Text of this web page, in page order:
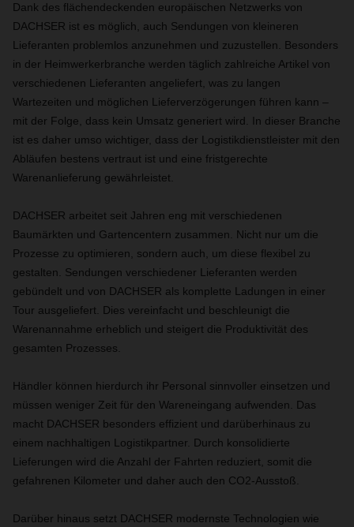
Dank des flächendeckenden europäischen Netzwerks von
DACHSER ist es möglich, auch Sendungen von kleineren
Lieferanten problemlos anzunehmen und zuzustellen. Besonders
in der Heimwerkerbranche werden täglich zahlreiche Artikel von
verschiedenen Lieferanten angeliefert, was zu langen
Wartezeiten und möglichen Lieferverzögerungen führen kann –
mit der Folge, dass kein Umsatz generiert wird. In dieser Branche
ist es daher umso wichtiger, dass der Logistikdienstleister mit den
Abläufen bestens vertraut ist und eine fristgerechte
Warenanlieferung gewährleistet.
DACHSER arbeitet seit Jahren eng mit verschiedenen
Baumärkten und Gartencentern zusammen. Nicht nur um die
Prozesse zu optimieren, sondern auch, um diese flexibel zu
gestalten. Sendungen verschiedener Lieferanten werden
gebündelt und von DACHSER als komplette Ladungen in einer
Tour ausgeliefert. Dies vereinfacht und beschleunigt die
Warenannahme erheblich und steigert die Produktivität des
gesamten Prozesses.
Händler können hierdurch ihr Personal sinnvoller einsetzen und
müssen weniger Zeit für den Wareneingang aufwenden. Das
macht DACHSER besonders effizient und darüberhinaus zu
einem nachhaltigen Logistikpartner. Durch konsolidierte
Lieferungen wird die Anzahl der Fahrten reduziert, somit die
gefahrenen Kilometer und daher auch den CO2-Ausstoß.
Darüber hinaus setzt DACHSER modernste Technologien wie